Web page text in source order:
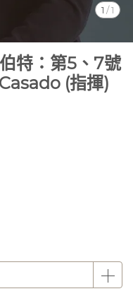
1 /1
特：第5、7號
(指揮)